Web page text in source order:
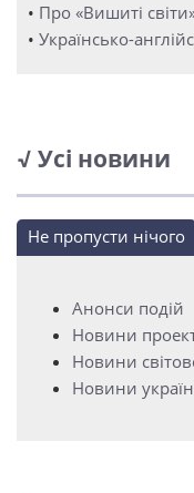
• Про «Вишиті
• Українсько-
√ Усі новини
Не пропусти нічого
Анонси подій
Новини
Новини
Новини